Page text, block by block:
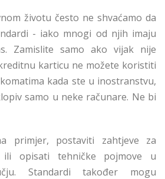
životu često ne shvaćamo da
- iako mnogi od njih imaju
Zamislite samo ako vijak nije
karticu ne možete koristiti
kada ste u inostranstvu,
samo u neke računare. Ne bi
primjer, postaviti zahtjeve za
ili opisati tehničke pojmove u
Standardi također mogu